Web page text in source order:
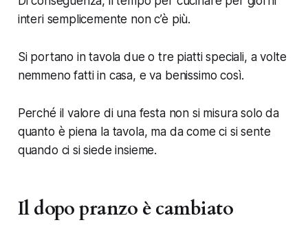
interi semplicemente non c’è più.
Si portano in tavola due o tre piatti speciali, a volte
nemmeno fatti in casa, e va benissimo così.
Perché il valore di una festa non si misura solo da
quanto è piena la tavola, ma da come ci si sente
quando ci si siede insieme.
Il dopo pranzo è cambiato